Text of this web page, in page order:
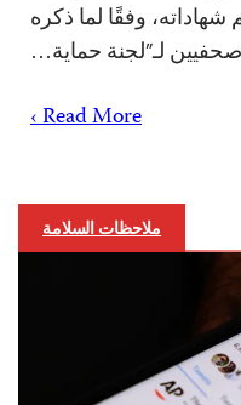
شهاداته، وفقًا لما ذكره
لـ”لجنة حماية…
Read More ›
ملاحظات السلامة